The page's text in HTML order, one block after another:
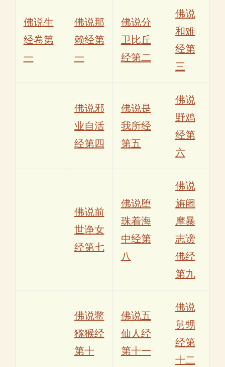
佛说生
经卷第
一
佛说那
赖经第
一
佛说分
卫比丘
经第二
佛说
和难
经第
三
佛说邪
业自活
经第四
佛说是
我所经
第五
佛说
野鸡
经第
六
佛说前
世诤女
经第七
佛说堕
珠着海
中经第
八
佛说
旃阇
摩暴
志谤
佛经
第九
佛说鳖
猕猴经
第十
佛说五
仙人经
第十一
佛说
舅甥
经第
十二